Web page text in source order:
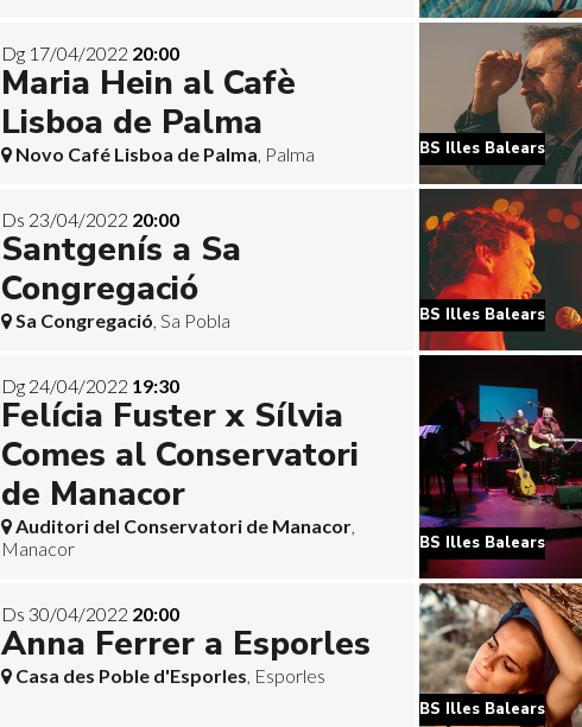
Dg 17/04/2022 20:00
Maria Hein al Cafè
Lisboa de Palma
Novo Café Lisboa de Palma , Palma BS Illes Balears
Ds 23/04/2022 20:00
Santgenís a Sa
Congregació
Sa Congregació , Sa Pobla BS Illes Balears
Dg 24/04/2022 19:30
Felícia Fuster x Sílvia
Comes al Conservatori
de Manacor
Auditori del Conservatori de Manacor
Manacor
BS Illes Balears
Ds 30/04/2022 20:00
Anna Ferrer a Esporles
Casa des Poble d'Esporles , Esporles
BS Illes Balears